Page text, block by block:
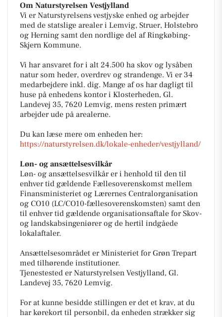
Om Naturstyrelsen Vestjylland
Vi er Naturstyrelsens vestjyske enhed og arbejder
med de statslige arealer i Lemvig, Struer, Holstebro
og Herning samt den nordlige del af Ringkøbing-
Skjern Kommune.
Vi har ansvaret for i alt 24.500 ha skov og lysåben
natur som heder, overdrev og strandenge. Vi er 34
medarbejdere inkl. dig. Mange af os har dagligt til
huse på enhedens kontor i Klosterheden, Gl.
Landevej 35, 7620 Lemvig, mens resten primært
arbejder ude på arealerne.
Du kan læse mere om enheden her:
https://naturstyrelsen.dk/lokale-enheder/vestjylland/
Løn- og ansættelsesvilkår
Løn- og ansættelsesvilkår er i henhold til den til
enhver tid gældende Fællesoverenskomst mellem
Finansministeriet og Lærernes Centralorganisation
og CO10 (LC/CO10-fællesoverenskomsten) samt den
til enhver tid gældende organisationsaftale for Skov-
og landskabsingeniører og de hertil indgåede
lokalaftaler.
Ansættelsesområdet er Ministeriet for Grøn Trepart
med tilhørende institutioner.
Tjenestested er Naturstyrelsen Vestjylland, Gl.
Landevej 35, 7620 Lemvig.
For at kunne besidde stillingen er det et krav, at du
har kørekort til personbil, da enheden strækker sig